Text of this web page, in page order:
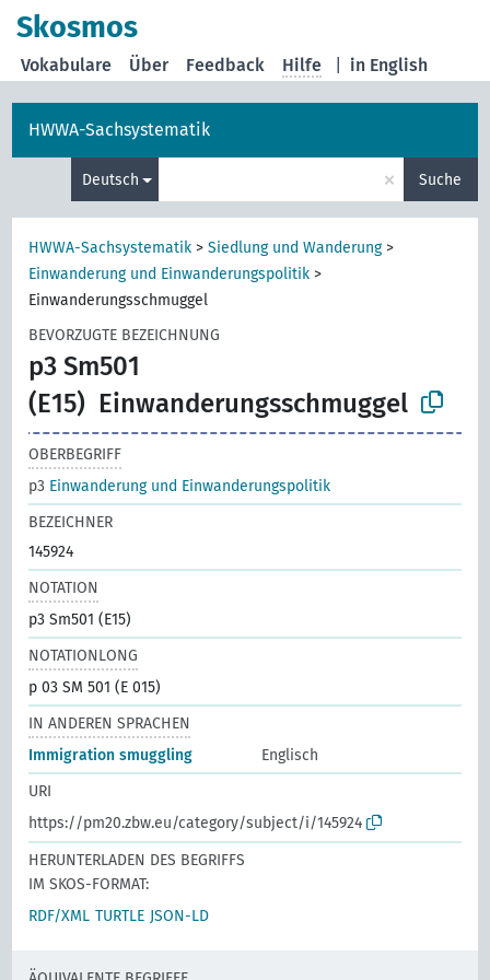
Skosmos
in English
Vokabulare Über Feedback Hilfe
HWWA-Sachsystematik
Deutsch × Suche
HWWA-Sachsystematik >Siedlung und Wanderung>
Einwanderung und Einwanderungspolitik >
Einwanderungsschmuggel
BEVORZUGTE BEZEICHNUNG
p3 Sm501
(E15) Einwanderungsschmuggel
OBERBEGRIFF
p3 Einwanderung und Einwanderungspolitik
BEZEICHNER
145924
NOTATION
p3 Sm501 (E15)
NOTATIONLONG
p 03 SM 501 (E 015)
IN ANDEREN SPRACHEN
Immigration smuggling
Englisch
URI
https://pm20.zbw.eu/category/subject/i/145924
HERUNTERLADEN DES BEGRIFFS
IM SKOS-FORMAT:
RDF/XML TURTLE JSON-LD